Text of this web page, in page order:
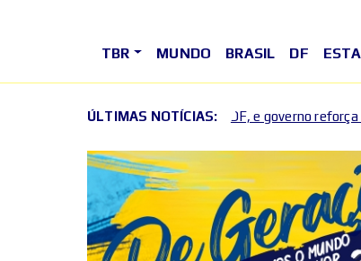
TBR MUNDO BRASIL DF
ÚLTIMAS NOTÍCIAS:
cresce no DF, e governo reforça canais de denúncia